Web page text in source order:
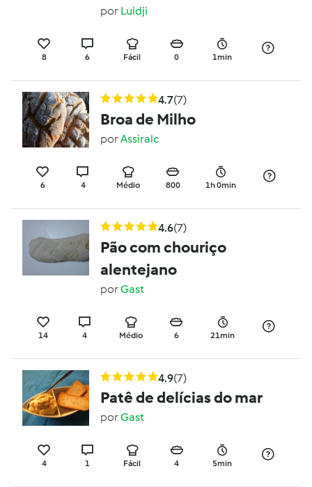
por Luidji
8 6 Fácil 0 1min
4.7(7)
Broa de Milho
porAssiralc
6 4 Médio 800 1h 0min
4.6(7)
Pão com chouriço
alentejano
porGast
14 4 Médio 6 21min
4.9(7)
Patê de delícias do mar
porGast
4 1 Fácil 4 5min